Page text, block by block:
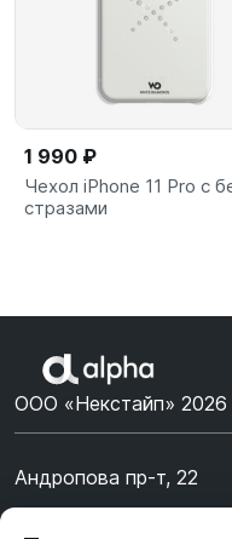
1 990 ₽
Чехол iPhone 11 Pro с
стразами
ООО «Некстайп»
Андропова пр-т, 22